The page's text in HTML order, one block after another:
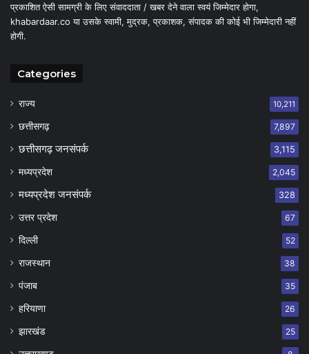
प्रकाशित ऐसी सामग्री के लिए संवाददाता / खबर देने वाला स्वयं जिम्मेदार होगा,
khabardaar.co या उसके स्वामी, मुद्रक, प्रकाशक, संपादक की कोई भी जिम्मेदारी नहीं
होगी.
Categories
राज्य 10,211
छत्तीसगढ़ 7,897
छत्तीसगढ़ जनसंपर्क 3,115
मध्यप्रदेश 2,045
मध्यप्रदेश जनसंपर्क 328
उत्तर प्रदेश 67
दिल्ली 52
राजस्थान 38
पंजाब 35
हरियाणा 26
झारखंड 25